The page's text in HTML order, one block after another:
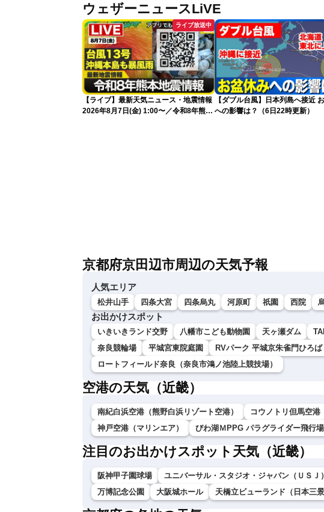
ウェザーニュースLiVE
ライブ放送中
【ライブ】最新天気ニュース・地震情報
2026年8月7日(金) 1:00〜／令和8年熊本
【ダブル台風】日本列島へ接近 お盆休み
への影響は？（6日22時更新）
京都府京田辺市周辺の天気予報
人気エリア
松井山手 四条大宮 四条烏丸 河原町 祇園 西院
お出かけスポット
いきいきランド交野 八幡市こども動物園 天ヶ瀬ダム
奈良競輪場
平城宮東院庭園
RVパーク 平城京朱雀門ひろば
ロートフィールド奈良（奈良市鴻ノ池陸上競技場）
空港の天気（近畿）
南紀白浜空港（熊野白浜リゾート空港） コウノトリ但馬空港
神戸空港（マリンエア）
びわ湖ＭPPG パラグライダー飛行場
注目のお出かけスポット天気（近畿）
阪神甲子園球場 ユニバーサル・スタジオ・ジャパン（ＵＳＪ）
万博記念公園
大阪城ホール 天橋立ビューランド（日本三景